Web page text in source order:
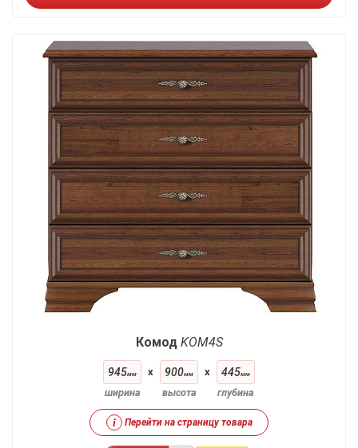
Комод KOM4S
945мм
ширина
x 900мм
высота
x 445мм
глубина
i Перейти на страницу товара